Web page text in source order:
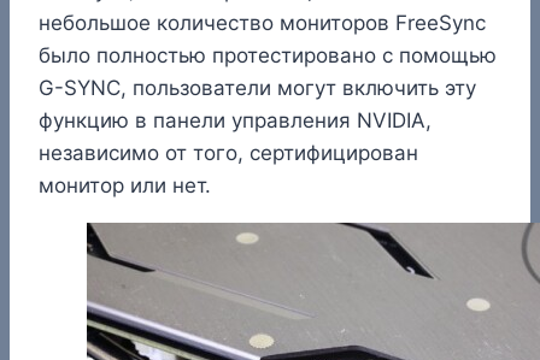
небольшое количество мониторов FreeSync
было полностью протестировано с помощью
G-SYNC, пользователи могут включить эту
функцию в панели управления NVIDIA,
независимо от того, сертифицирован
монитор или нет.